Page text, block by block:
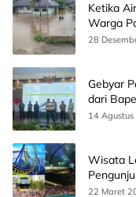
Ketika
Warga
Banjir
28
Gebyar
dari
14
Wisata
22 Maret